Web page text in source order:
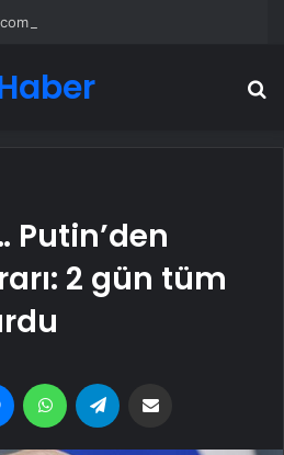
Putin’den
2 gün tüm
MessengerWhatsApp